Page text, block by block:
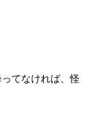
てなければ、怪